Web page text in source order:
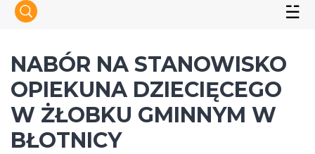
☱
NABÓR NA STANOWISKO
OPIEKUNA DZIECIĘCEGO
W ŻŁOBKU GMINNYM W
BŁOTNICY